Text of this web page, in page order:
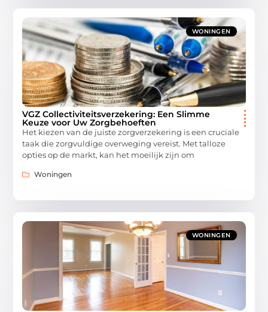
WONINGEN
VGZ Collectiviteitsverzekering: Een Slimme
Keuze voor Uw Zorgbehoeften
Het kiezen van de juiste zorgverzekering is een cruciale
taak die zorgvuldige overweging vereist. Met talloze
opties op de markt, kan het moeilijk zijn om
Woningen
WONINGEN